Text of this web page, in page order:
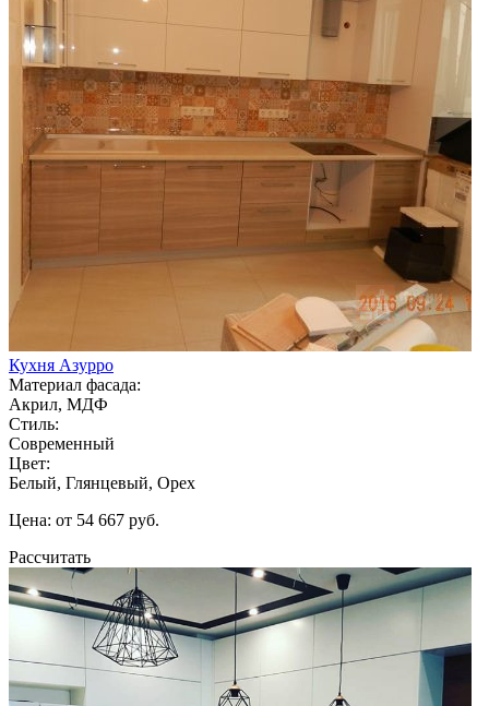
Кухня Азурро
Материал фасада:
Акрил, МДФ
Стиль:
Современный
Цвет:
Белый, Глянцевый, Орех
Цена: от 54 667 руб.
Рассчитать